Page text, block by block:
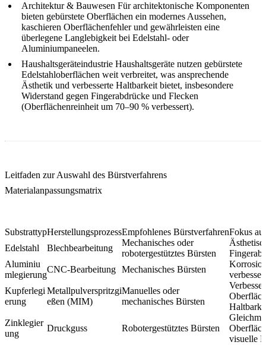
Architektur & Bauwesen Für architektonische Komponenten
bieten gebürstete Oberflächen ein modernes Aussehen,
kaschieren Oberflächenfehler und gewährleisten eine
überlegene Langlebigkeit bei Edelstahl- oder
Aluminiumpaneelen.
Haushaltsgeräteindustrie Haushaltsgeräte nutzen gebürstete
Edelstahloberflächen weit verbreitet, was ansprechende
Ästhetik und verbesserte Haltbarkeit bietet, insbesondere
Widerstand gegen Fingerabdrücke und Flecken
(Oberflächenreinheit um 70–90 % verbessert).
Leitfaden zur Auswahl des Bürstverfahrens
Materialanpassungsmatrix
SubstrattypHerstellungsprozessEmpfohlenes BürstverfahrenFokus
Edelstahl
Blechbearbeitung
Mechanisches oder
robotergestütztes Bürsten
Aluminiu
mlegierung
CNC-Bearbeitung Mechanisches Bürsten
Kupferlegi
erung
Metallpulverspritzgi
eßen (MIM)
Manuelles oder
mechanisches Bürsten
Zinklegier
ung
Druckguss Robotergestütztes Bürsten
visuelle